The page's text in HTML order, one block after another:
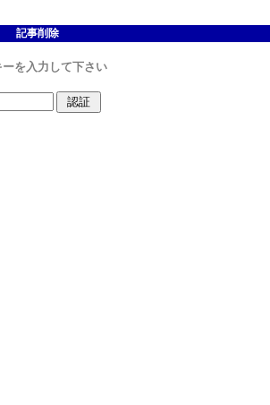
記事削除
ーを入力して下さい